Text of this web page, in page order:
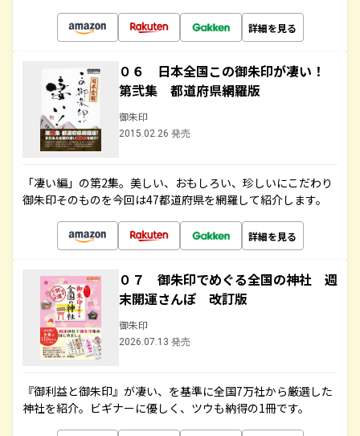
詳細を見る
０６ 日本全国この御朱印が凄い！
第弐集 都道府県網羅版
御朱印
2015.02.26 発売
「凄い編」の第2集。美しい、おもしろい、珍しいにこだわり
御朱印そのものを今回は47都道府県を網羅して紹介します。
詳細を見る
０７ 御朱印でめぐる全国の神社 週
末開運さんぽ 改訂版
御朱印
2026.07.13 発売
『御利益と御朱印』が凄い、を基準に全国7万社から厳選した
神社を紹介。ビギナーに優しく、ツウも納得の1冊です。